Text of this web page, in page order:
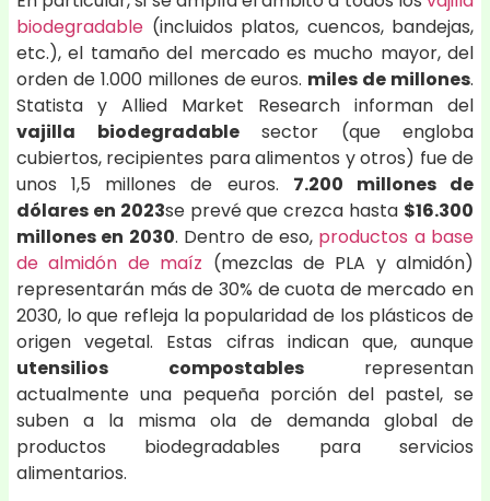
biodegradable (incluidos platos, cuencos, bandejas,
etc.), el tamaño del mercado es mucho mayor, del
orden de 1.000 millones de euros. miles de millones.
Statista y Allied Market Research informan del
vajilla biodegradablesector (que engloba
cubiertos, recipientes para alimentos y otros) fue de
unos 1,5 millones de euros. 7.200 millones de
dólares en 2023se prevé que crezca hasta $16.300
millones en 2030. Dentro de eso, productos a base
de almidón de maíz (mezclas de PLA y almidón)
representarán más de 30% de cuota de mercado en
2030, lo que refleja la popularidad de los plásticos de
origen vegetal. Estas cifras indican que, aunque
utensilios compostablesrepresentan
actualmente una pequeña porción del pastel, se
suben a la misma ola de demanda global de
productos biodegradables para servicios
alimentarios.